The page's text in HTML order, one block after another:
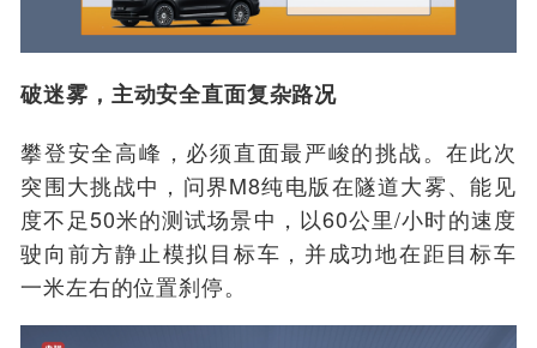
破迷雾，主动安全直面复杂路况
攀登安全高峰，必须直面最严峻的挑战。在此次
突围大挑战中， 问界M8纯电版在隧道大雾、能见
度不足50米的测试场景中，以60公里/小时的速度
驶向前方静止模拟目标车，并成功地在距目标车
一米左右的位置刹停。